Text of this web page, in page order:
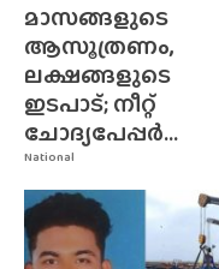
National
മാസങ്ങളുടെ
ആസൂത്രണം,
ലക്ഷങ്ങളുടെ
ഇടപാട്; നീറ്റ്
ചോദ്യപേപ്പർ...